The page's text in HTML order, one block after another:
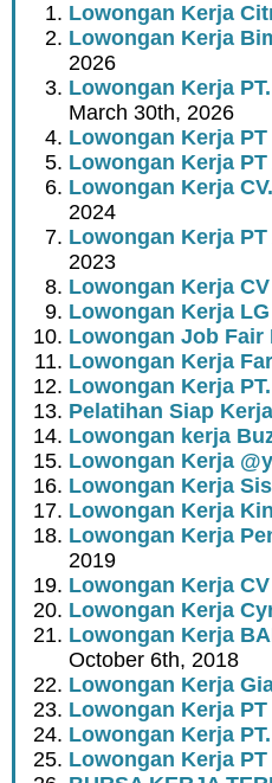
Lowongan Kerja
Lowongan Kerja
2026
Lowongan Kerja
March 30th, 2026
Lowongan Kerja
Lowongan Kerja
Lowongan Kerja
2024
Lowongan Kerja
2023
Lowongan Kerja
Lowongan Kerja
Lowongan Job Fair
Lowongan Kerja
Lowongan Kerja
Pelatihan Siap
Lowongan kerja
Lowongan Kerja
Lowongan Kerja
Lowongan Kerja
Lowongan Kerja
2019
Lowongan Kerja
Lowongan Kerja
Lowongan Kerja
October 6th, 2018
Lowongan Kerja
Lowongan Kerja PT
Lowongan Kerja
Lowongan Kerja